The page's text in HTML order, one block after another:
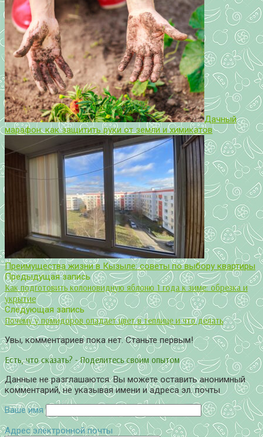
Дачный
марафон: как защитить руки от земли и химикатов
Преимущества жизни в Кызыле: советы по выбору квартиры
Предыдущая запись
Как подготовить колоновидную яблоню 1 года к зиме: обрезка и
укрытие
Следующая запись
Почему у помидоров опадает цвет в теплице и что делать
Увы, комментариев пока нет. Станьте первым!
Есть, что сказать? - Поделитесь своим опытом
Данные не разглашаются. Вы можете оставить анонимный
комментарий, не указывая имени и адреса эл. почты
Ваше имя
Адрес электронной почты